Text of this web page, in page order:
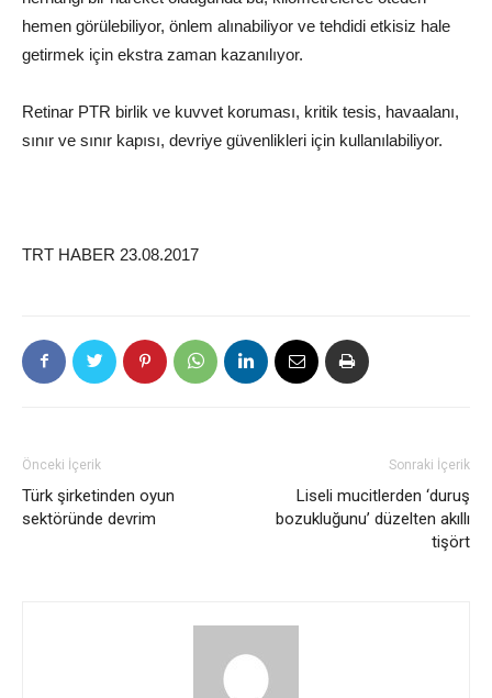
hemen görülebiliyor, önlem alınabiliyor ve tehdidi etkisiz hale
getirmek için ekstra zaman kazanılıyor.
Retinar PTR birlik ve kuvvet koruması, kritik tesis, havaalanı,
sınır ve sınır kapısı, devriye güvenlikleri için kullanılabiliyor.
TRT HABER 23.08.2017
Önceki İçerik
Türk şirketinden oyun
sektöründe devrim
Sonraki İçerik
Liseli mucitlerden ‘duruş
bozukluğunu’ düzelten akıllı
tişört